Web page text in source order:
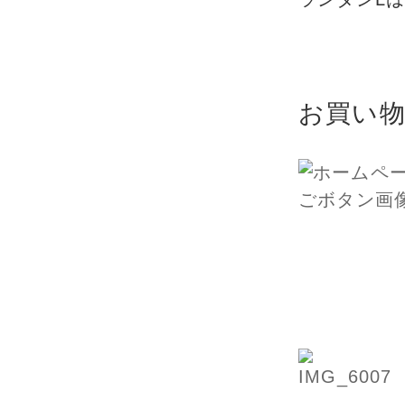
お買い